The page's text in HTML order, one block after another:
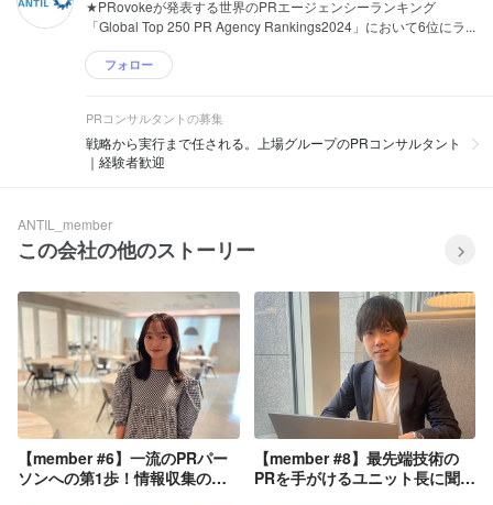
★PRovokeが発表する世界のPRエージェンシーランキング
「Global Top 250 PR Agency Rankings2024」において6位にラ...
フォロー
PRコンサルタントの募集
戦略から実行まで任される。上場グループのPRコンサルタント
｜経験者歓迎
ANTIL_member
この会社の他のストーリー
【member #6】一流のPRパー
ソンへの第1歩！情報収集の秘
【member #8】最先端技術の
PRを手がけるユニット長に聞